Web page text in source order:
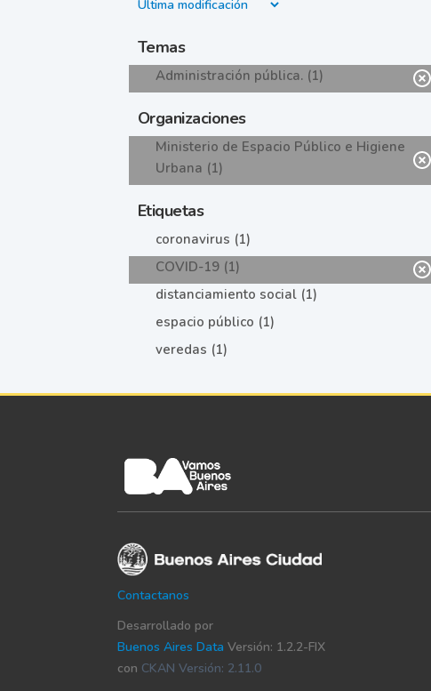
Temas
Administración pública. (1)
Organizaciones
Ministerio de Espacio Público e Higiene
Urbana (1)
Etiquetas
coronavirus (1)
COVID-19 (1)
distanciamiento social (1)
espacio público (1)
veredas (1)
Contactanos
Desarrollado por
Buenos Aires Data Versión: 1.2.2-FIX
con CKAN Versión: 2.11.0